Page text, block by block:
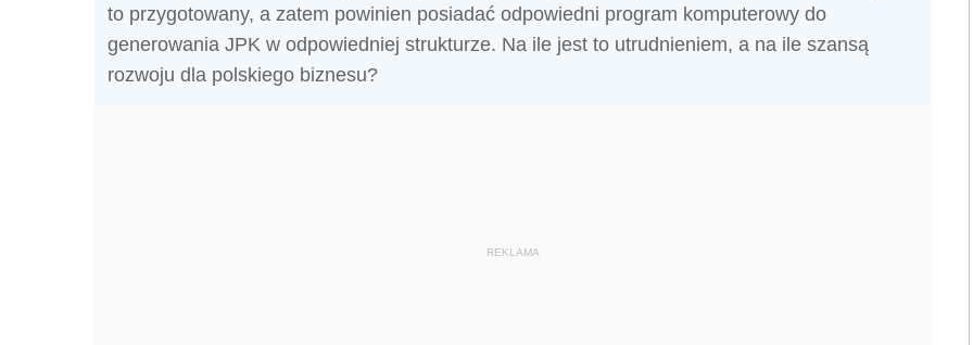
to przygotowany, a zatem powinien posiadać odpowiedni program komputerowy do
generowania JPK w odpowiedniej strukturze. Na ile jest to utrudnieniem, a na ile szansą
rozwoju dla polskiego biznesu?
REKLAMA